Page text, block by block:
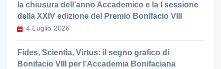
la chiusura dell’anno Accademico e la I sessione
della XXIV edizione del Premio Bonifacio VIII
4 Luglio 2026
Fides, Scientia, Virtus: il segno grafico di
Bonifacio VIII per l’Accademia Bonifaciana